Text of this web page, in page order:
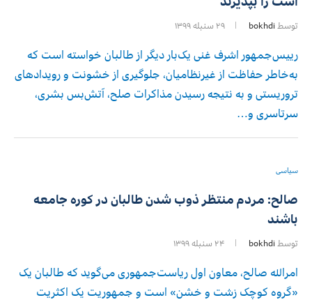
توسط bokhdi ۲۹ سنبله ۱۳۹۹
رییس‌جمهور اشرف غنی یک‌بار دیگر از طالبان خواسته است که
به‌خاطر حفاظت از غیرنظامیان، جلوگیری از خشونت و رویدادهای
تروریستی و به نتیجه رسیدن مذاکرات صلح، آتش‌بس بشری،
سرتاسری و…
سیاسی
صالح: مردم منتظر ذوب شدن طالبان در کوره جامعه
باشند
توسط bokhdi ۲۴ سنبله ۱۳۹۹
امرالله صالح، معاون اول ریاست‌جمهوری می‌گوید که طالبان یک
«گروه کوچک زشت و خشن» است و جمهوریت یک اکثریت